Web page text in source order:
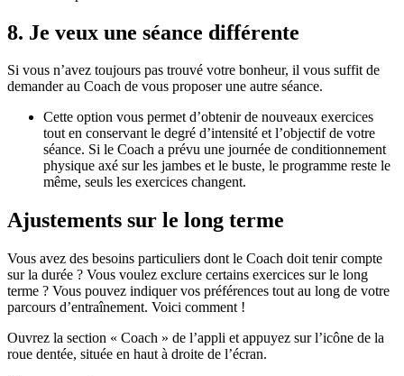
8. Je veux une séance différente
Si vous n’avez toujours pas trouvé votre bonheur, il vous suffit de
demander au Coach de vous proposer une autre séance.
Cette option vous permet d’obtenir de nouveaux exercices
tout en conservant le degré d’intensité et l’objectif de votre
séance. Si le Coach a prévu une journée de conditionnement
physique axé sur les jambes et le buste, le programme reste le
même, seuls les exercices changent.
Ajustements sur le long terme
Vous avez des besoins particuliers dont le Coach doit tenir compte
sur la durée ? Vous voulez exclure certains exercices sur le long
terme ? Vous pouvez indiquer vos préférences tout au long de votre
parcours d’entraînement. Voici comment !
Ouvrez la section « Coach » de l’appli et appuyez sur l’icône de la
roue dentée, située en haut à droite de l’écran.